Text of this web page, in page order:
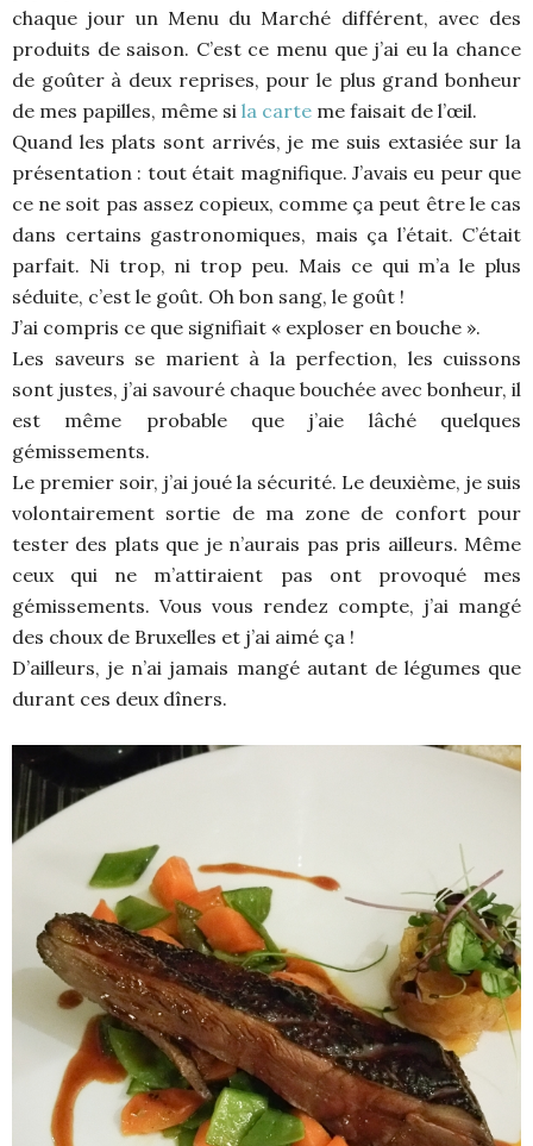
chaque jour un Menu du Marché différent, avec des
produits de saison. C’est ce menu que j’ai eu la chance
de goûter à deux reprises, pour le plus grand bonheur
de mes papilles, même si la carte me faisait de l’œil.
Quand les plats sont arrivés, je me suis extasiée sur la
présentation : tout était magnifique. J’avais eu peur que
ce ne soit pas assez copieux, comme ça peut être le cas
dans certains gastronomiques, mais ça l’était. C’était
parfait. Ni trop, ni trop peu. Mais ce qui m’a le plus
séduite, c’est le goût. Oh bon sang, le goût !
J’ai compris ce que signifiait « exploser en bouche ».
Les saveurs se marient à la perfection, les cuissons
sont justes, j’ai savouré chaque bouchée avec bonheur, il
est même probable que j’aie lâché quelques
gémissements.
Le premier soir, j’ai joué la sécurité. Le deuxième, je suis
volontairement sortie de ma zone de confort pour
tester des plats que je n’aurais pas pris ailleurs. Même
ceux qui ne m’attiraient pas ont provoqué mes
gémissements. Vous vous rendez compte, j’ai mangé
des choux de Bruxelles et j’ai aimé ça !
D’ailleurs, je n’ai jamais mangé autant de légumes que
durant ces deux dîners.